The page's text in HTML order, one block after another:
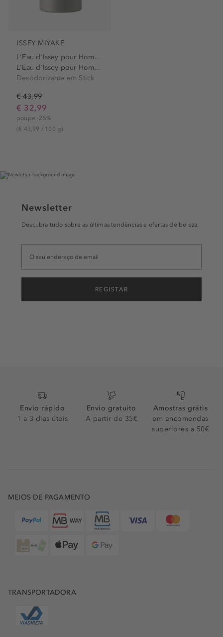
ISSEY MIYAKE
L'Eau d'Issey pour Homme
L'Eau d'Issey pour Homme...
Desodorizante em Stick
€ 43,99
€ 32,99
poupe -25%
(€ 43,99 / 100 g)
Newsletter
Descubra tudo sobre as últimas tendências e ofertas de beleza.
REGISTAR
Envio rápido
1 a 3 dias úteis
Envio gratuito
A partir de 35€
Amostras grátis
em encomendas
superiores a 50€
MEIOS DE PAGAMENTO
TRANSPORTADORA